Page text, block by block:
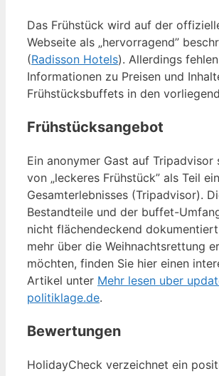
Das Frühstück wird auf der
Webseite als „hervorragend”
(Radisson Hotels). Allerdings
Informationen zu Preisen und
Frühstücksbuffets in den
Frühstücksangebot
Ein anonymer Gast auf Tripadvisor
von „leckeres Frühstück” als Teil
Gesamterlebnisses (Tripadvisor).
Bestandteile und der buffet-
nicht flächendeckend
mehr über die Weihnachtsrettung
möchten, finden Sie hier einen
Artikel unter Mehr lesen uber
politiklage.de.
Bewertungen
HolidayCheck verzeichnet ein